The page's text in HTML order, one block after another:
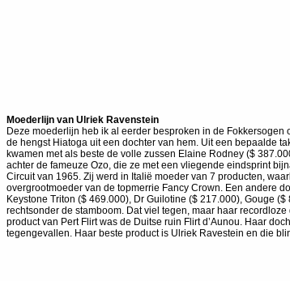
Moederlijn van Ulriek Ravenstein
Deze moederlijn heb ik al eerder besproken in de
de hengst Hiatoga uit een dochter van hem. Uit een bepaalde
kwamen met als beste de volle zussen Elaine Rodney ($
achter de fameuze Ozo, die ze met een vliegende eindsprint
Circuit van 1965. Zij werd in Italië moeder van 7 producten,
overgrootmoeder van de topmerrie Fancy Crown. Een andere
Keystone Triton ($ 469.000), Dr Guilotine ($ 217.000), Gouge
rechtsonder de stamboom. Dat viel tegen, maar haar
product van Pert Flirt was de Duitse ruin Flirt d’Aunou. Haar
tegengevallen. Haar beste product is Ulriek Ravestein en die